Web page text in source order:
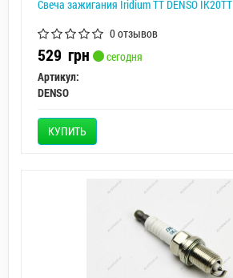
Свеча зажигания Iridium TT DENSO IK20TT
0 отзывов
529 грн
сегодня
Артикул:
DENSO
КУПИТЬ